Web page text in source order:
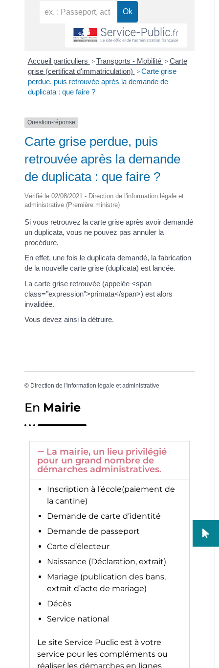
Accueil particuliers > Transports - Mobilité > Carte
grise (certificat d'immatriculation) > Carte grise
perdue, puis retrouvée après la demande de
duplicata : que faire ?
Question-réponse
Carte grise perdue, puis
retrouvée après la demande
de duplicata : que faire ?
Vérifié le 02/08/2021 - Direction de l'information légale et
administrative (Première ministre)
Si vous retrouvez la carte grise après avoir demandé
un duplicata, vous ne pouvez pas annuler la
procédure.
En effet, une fois le duplicata demandé, la fabrication
de la nouvelle carte grise (duplicata) est lancée.
La carte grise retrouvée (appelée <span
class="expression">primata</span>) est alors
invalidée.
Vous devez ainsi la détruire.
© Direction de l'information légale et administrative
En Mairie
La mairie, un lieu privilégié
pour un grand nombre de
démarches administratives.
Inscription à l’école(paiement de
la cantine)
Demande de carte d’identité
Demande de passeport
Carte d’électeur
Naissance (Déclaration, extrait)
Mariage (publication des bans,
extrait d’acte de mariage)
Décès
Service national
Le site Service Puclic est à votre
service pour les compléments ou
réaliser les démarches en lignes